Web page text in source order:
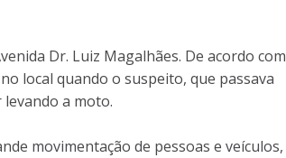
Dr. Luiz Magalhães. De acordo com
local quando o suspeito, que passava
a moto.
movimentação de pessoas e veículos,